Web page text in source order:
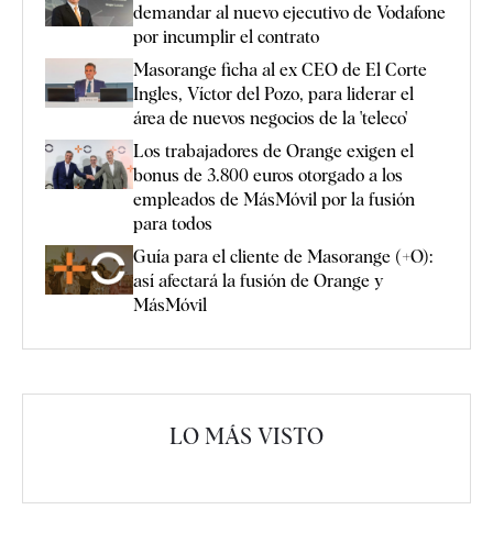
demandar al nuevo ejecutivo de Vodafone
por incumplir el contrato
Masorange ficha al ex CEO de El Corte
Ingles, Víctor del Pozo, para liderar el
área de nuevos negocios de la 'teleco'
Los trabajadores de Orange exigen el
bonus de 3.800 euros otorgado a los
empleados de MásMóvil por la fusión
para todos
Guía para el cliente de Masorange (+O):
así afectará la fusión de Orange y
MásMóvil
LO MÁS VISTO